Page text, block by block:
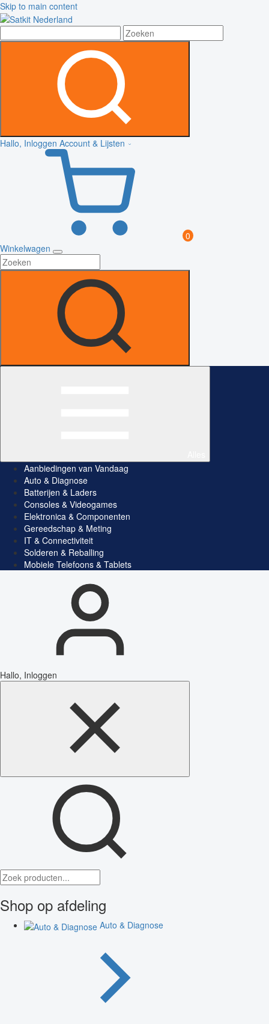
Skip to main content
Hallo, Inloggen Account & Lijsten
0
Winkelwagen
Aanbiedingen van Vandaag
Auto & Diagnose
Batterijen & Laders
Consoles & Videogames
Elektronica & Componenten
Gereedschap & Meting
IT & Connectiviteit
Solderen & Reballing
Mobiele Telefoons & Tablets
Hallo, Inloggen
Shop op afdeling
Auto & Diagnose